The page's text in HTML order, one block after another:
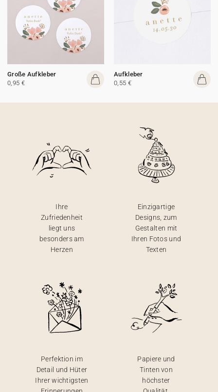
Große Aufkleber
0,95 €
Aufkleber
0,55 €
Ihre
Zufriedenheit
liegt uns
besonders am
Herzen
Einzigartige
Designs, zum
Gestalten mit
Ihren Fotos und
Texten
Perfektion im
Detail und Hüter
Ihrer wichtigsten
Papiere und
Tinten von
höchster